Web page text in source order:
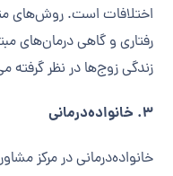
اختلافات است. روش‌های
رفتاری و گاهی درمان‌های
زندگی زوج‌ها در نظر گرفته
3. خانواده‌درمانی
خانواده‌درمانی در مرکز